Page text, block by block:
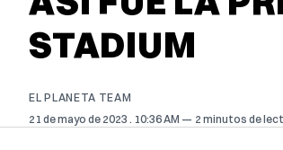
STADIUM
EL PLANETA TEAM
21 de mayo de 2023 . 10:36 AM 2 minutos de